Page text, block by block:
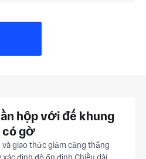
hộp với đế khung
có gờ
giao thức giảm căng thẳng